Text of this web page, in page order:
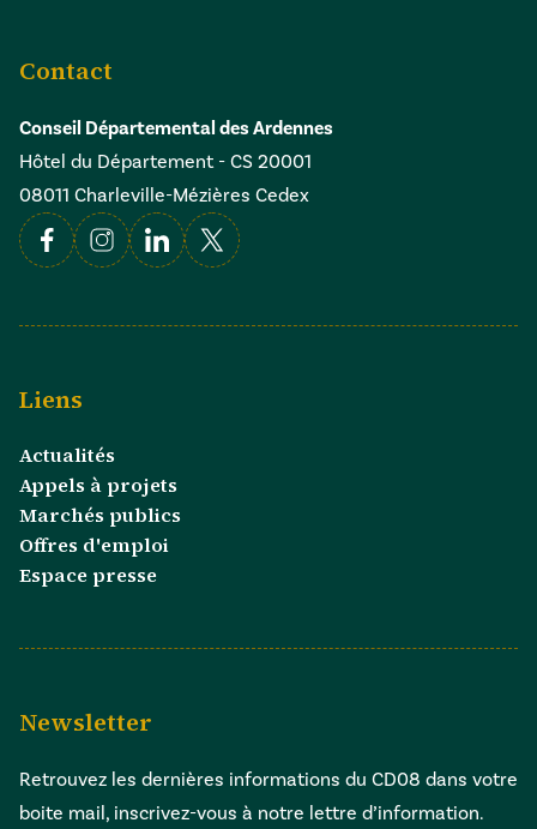
Contact
Conseil Départemental des Ardennes
Hôtel du Département - CS 20001
08011 Charleville-Mézières Cedex
FacebookInstagramLinkedin
X
Liens
Actualités
Appels à projets
Marchés publics
Offres d'emploi
Espace presse
Newsletter
Retrouvez les dernières informations du CD08 dans votre
boite mail, inscrivez-vous à notre lettre d’information.